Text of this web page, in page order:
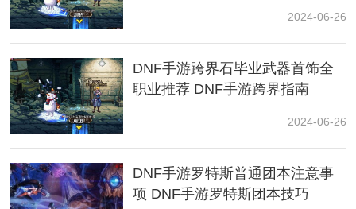
出未来团本怪物弱火,火攻击可以获得更大输出。
2024-06-26
DNF手游跨界石毕业武器首饰全
职业推荐 DNF手游跨界指南
2024-06-26
DNF手游罗特斯普通团本注意事
项 DNF手游罗特斯团本技巧